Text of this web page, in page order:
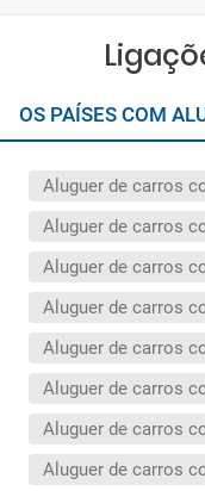
OS PAÍSES COM
Aluguer de carros
Aluguer de carros
Aluguer de carros
Aluguer de carros
Aluguer de carros
Aluguer de carros
Aluguer de carros
Aluguer de carros